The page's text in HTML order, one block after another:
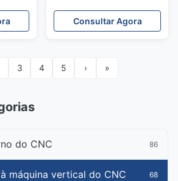
de
FANUC máquina de
fresagem CNC
Consultar Agora
3 4 5 › »
do CNC 86
máquina vertical do CNC 68